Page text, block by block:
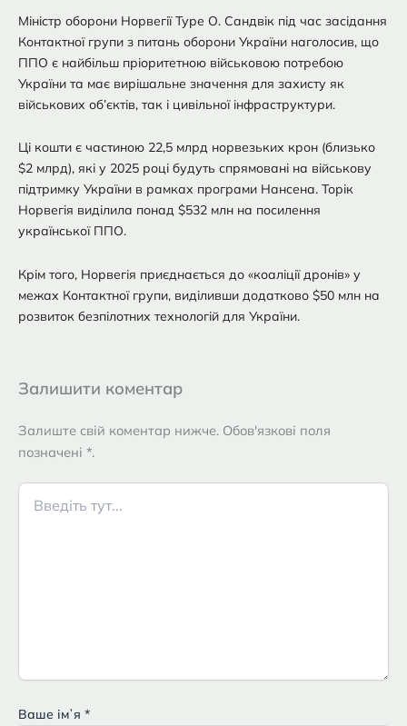
Міністр оборони Норвегії Туре О. Сандвік під час засідання
Контактної групи з питань оборони України наголосив, що
ППО є найбільш пріоритетною військовою потребою
України та має вирішальне значення для захисту як
військових об’єктів, так і цивільної інфраструктури.
Ці кошти є частиною 22,5 млрд норвезьких крон (близько
$2 млрд), які у 2025 році будуть спрямовані на військову
підтримку України в рамках програми Нансена. Торік
Норвегія виділила понад $532 млн на посилення
української ППО.
Крім того, Норвегія приєднається до «коаліції дронів» у
межах Контактної групи, виділивши додатково $50 млн на
розвиток безпілотних технологій для України.
Залишити коментар
Залиште свій коментар нижче. Обов'язкові поля
позначені *.
Введіть
тут...
Ваше імʼя *